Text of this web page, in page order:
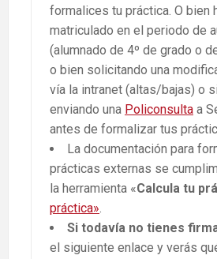
formalices tu práctica. O bien
matriculado en el periodo de
(alumnado de 4º de grado o
o bien solicitando una
vía la intranet (altas/bajas) o
enviando una Policonsulta a
antes de formalizar tus
La documentación para
prácticas externas se
la herramienta «Calcula tu
práctica».
Si todavía no tienes
el siguiente enlace y verás